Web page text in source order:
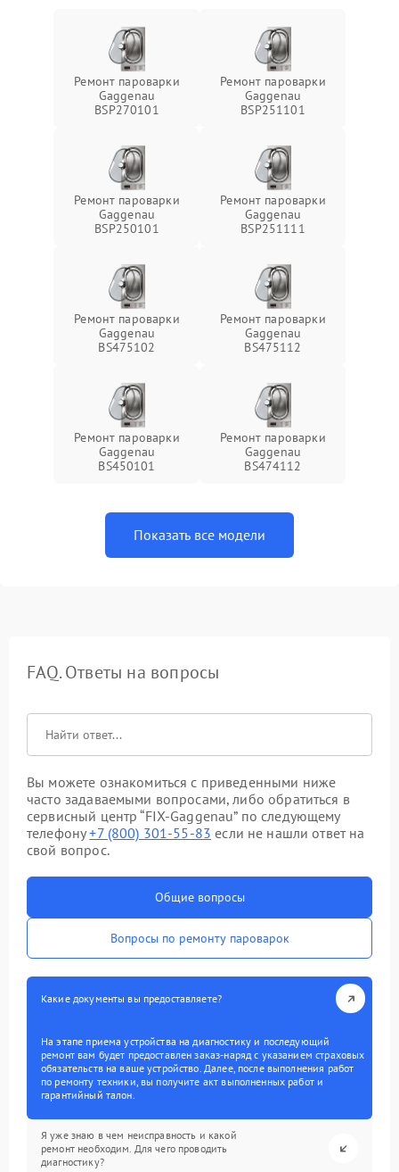
Ремонт пароварки
Gaggenau
BSP270101
Ремонт пароварки
Gaggenau
BSP251101
Ремонт пароварки
Gaggenau
BSP250101
Ремонт пароварки
Gaggenau
BSP251111
Ремонт пароварки
Gaggenau
BS475102
Ремонт пароварки
Gaggenau
BS475112
Ремонт пароварки
Gaggenau
BS450101
Ремонт пароварки
Gaggenau
BS474112
Показать все модели
FAQ. Ответы на вопросы
Вы можете ознакомиться с приведенными ниже
часто задаваемыми вопросами, либо обратиться в
сервисный центр “FIX-Gaggenau” по следующему
телефону+7 (800) 301-55-83 если не нашли ответ на
свой вопрос.
Общие вопросы
Вопросы по ремонту пароварок
Какие документы вы предоставляете?
На этапе приема устройства на диагностику и последующий
ремонт вам будет предоставлен заказ-наряд с указанием страховых
обязательств на ваше устройство. Далее, после выполнения работ
по ремонту техники, вы получите акт выполненных работ и
гарантийный талон.
Я уже знаю в чем неисправность и какой
ремонт необходим. Для чего проводить
диагностику?